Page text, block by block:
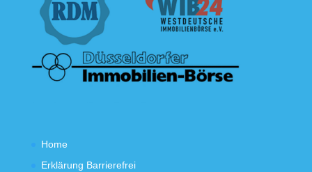
Home
Erklärung Barrierefrei